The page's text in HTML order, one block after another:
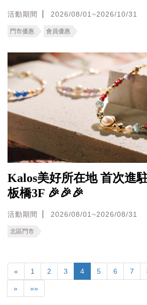
活動期間 2026/08/01~2026/10/31
門市優惠 會員優惠
Kalos美好所在地 首次進
板橋3F 🎉🎉🎉
活動期間 2026/08/01~2026/08/31
北區門市
« 1 2 3 4 5 6 7
» »»